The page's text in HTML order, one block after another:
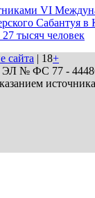
VI
Сабантуя в
27 тысяч человек
сайта | 18+
№ ФС 77 - 44486